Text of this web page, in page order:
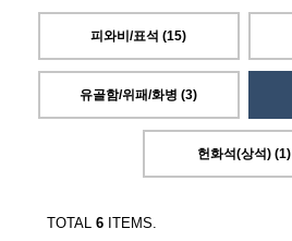
피와비/표석 (15)
유골함/위패/화병 (3)
헌화석(상석) (1)
TOTAL 6ITEMS.